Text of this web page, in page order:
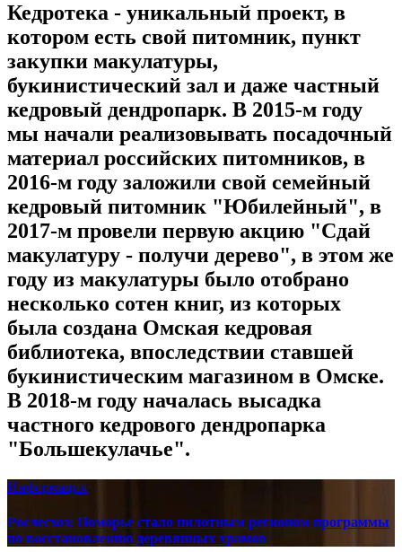
Кедротека - уникальный проект, в
котором есть свой питомник, пункт
закупки макулатуры,
букинистический зал и даже частный
кедровый дендропарк. В 2015-м году
мы начали реализовывать посадочный
материал российских питомников, в
2016-м году заложили свой семейный
кедровый питомник "Юбилейный", в
2017-м провели первую акцию "Сдай
макулатуру - получи дерево", в этом же
году из макулатуры было отобрано
несколько сотен книг, из которых
была создана Омская кедровая
библиотека, впоследствии ставшей
букинистическим магазином в Омске.
В 2018-м году началась высадка
частного кедрового дендропарка
"Большекулачье".
Информация
Рослесхоз: Поморье стало пилотным регионом программы
по восстановлению деревянных храмов